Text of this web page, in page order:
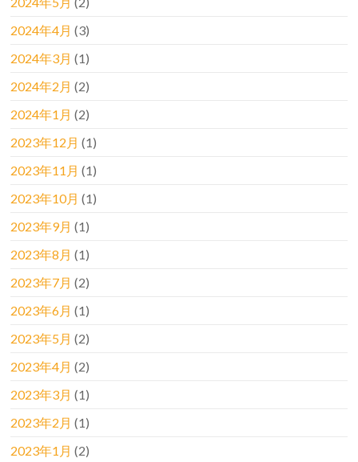
2024年4月 (3)
2024年3月 (1)
2024年2月 (2)
2024年1月 (2)
2023年12月 (1)
2023年11月 (1)
2023年10月 (1)
2023年9月 (1)
2023年8月 (1)
2023年7月 (2)
2023年6月 (1)
2023年5月 (2)
2023年4月 (2)
2023年3月 (1)
2023年2月 (1)
2023年1月 (2)